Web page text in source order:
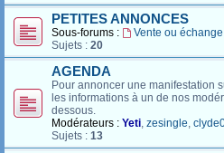
PETITES ANNONCES
Sous-forums : Vente ou échange
Sujets : 20
AGENDA
Pour annoncer une manifestation
les informations à un de nos
dessous.
Modérateurs : Yeti, zesingle,
Sujets : 13